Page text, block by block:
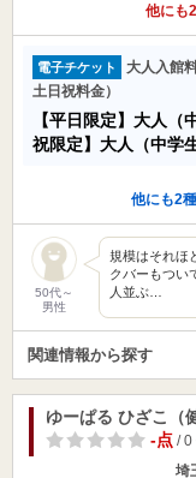
他にも
電子チケット
大人入館
土日祝料金）
【平日限定】大人（
祝限定】大人（中学
他にも2
50代～
男性
規模はそれほ
クバーもつい
人並ぶ…
関連情報から探す
ゆーぱる ひざこ（
-点/ 0
埼